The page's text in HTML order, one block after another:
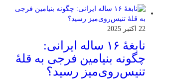
22 اکتبر 2025
نابغهٔ ۱۶ ساله ایرانی:
چگونه بنیامین فرجی به قلهٔ
تنیس‌روی‌میز رسید؟